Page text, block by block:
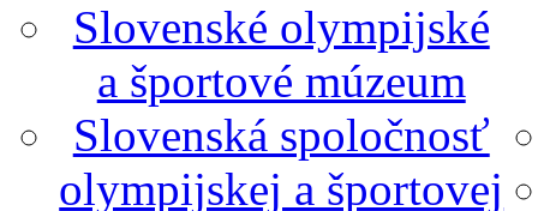
Slovenské olympijské
a športové múzeum
Slovenská spoločnosť
olympijskej a športovej